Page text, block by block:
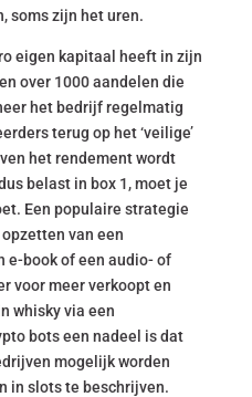
soms zijn het uren.
eigen kapitaal heeft in zijn
over 1000 aandelen die
het bedrijf regelmatig
terug op het ‘veilige’
het rendement wordt
belast in box 1, moet je
Een populaire strategie
van een
e-book of een audio- of
voor meer verkoopt en
whisky via een
bots een nadeel is dat
mogelijk worden
in slots te beschrijven.